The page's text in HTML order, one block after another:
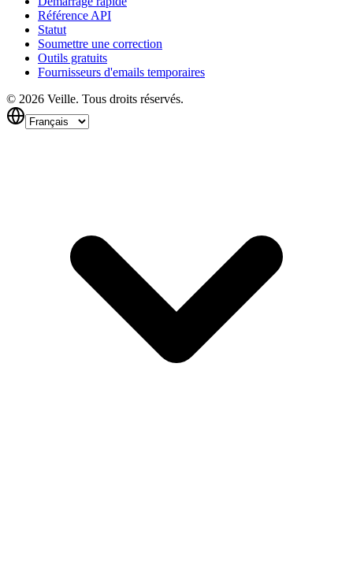
Référence API
Statut
Soumettre une correction
Outils gratuits
Fournisseurs d'emails temporaires
© 2026 Veille. Tous droits réservés.